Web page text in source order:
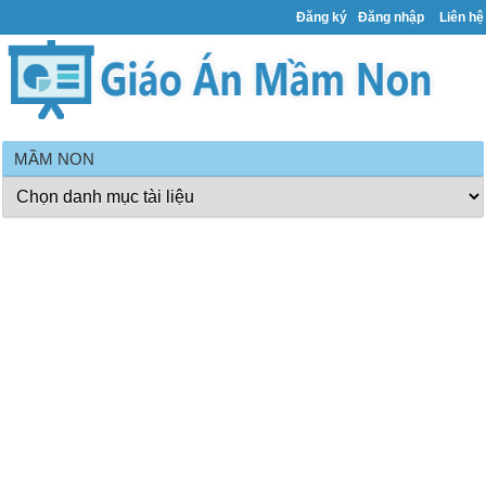
Đăng ký Đăng nhập Liên hệ
MẦM NON